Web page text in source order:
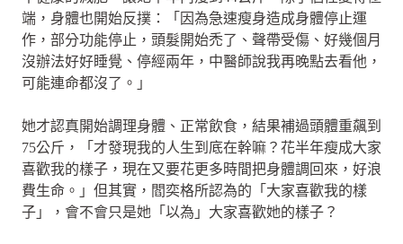
端，身體也開始反撲：「因為急速瘦身造成身體停止運
作，部分功能停止，頭髮開始禿了、聲帶受傷、好幾個月
沒辦法好好睡覺、停經兩年，中醫師說我再晚點去看他，
可能連命都沒了。」
她才認真開始調理身體、正常飲食，結果補過頭體重飆到
75公斤，「才發現我的人生到底在幹嘛？花半年瘦成大家
喜歡我的樣子，現在又要花更多時間把身體調回來，好浪
費生命。」但其實，閻奕格所認為的「大家喜歡我的樣
子」，會不會只是她「以為」大家喜歡她的樣子？